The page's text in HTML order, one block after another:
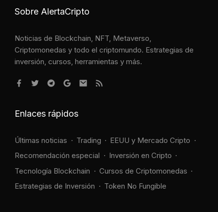
Sobre AlertaCripto
Noticias de Blockchain, NFT, Metaverso,
Criptomonedas y todo el criptomundo. Estrategias de
inversión, cursos, herramientas y más.
Enlaces rápidos
Últimas noticias Trading
EEUU y Mercado Cripto
Recomendación especial
Inversión en Cripto
Tecnología Blockchain
Cursos de Criptomonedas
Estrategias de Inversión
Token No Fungible